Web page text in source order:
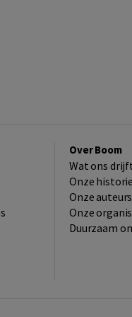
Over Boom
Wat ons
Onze historie
Onze auteurs
Onze
Duurzaam